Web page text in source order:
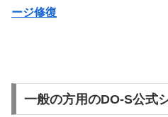
ージ修復
一般の方用のDO-S公式